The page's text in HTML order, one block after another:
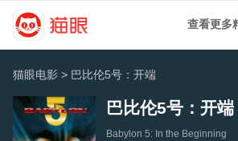
查看更多
猫眼电影 > 巴比伦5号：开端
巴比伦5号：开端
Babylon 5: In the Beginning